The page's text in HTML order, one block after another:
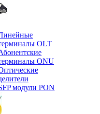
OLT
ONU
модули PON